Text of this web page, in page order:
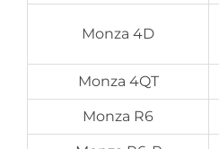
Monza 4D
Monza 4QT
Monza R6